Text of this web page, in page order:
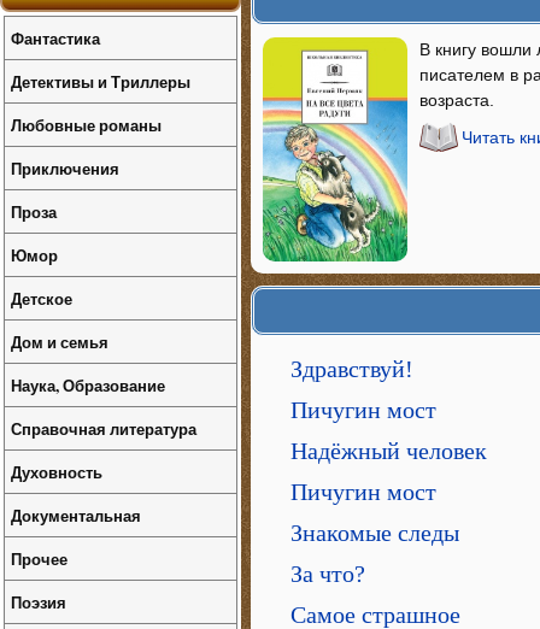
В книгу вошли
писателем в
возраста.
Читать
Здравствуй!
Пичугин мост
Надёжный человек
Пичугин мост
Знакомые следы
За что?
Самое страшное
Фантастика
Детективы и Триллеры
Любовные романы
Приключения
Проза
Юмор
Детское
Дом и семья
Наука, Образование
Справочная литература
Духовность
Документальная
Прочее
Поэзия